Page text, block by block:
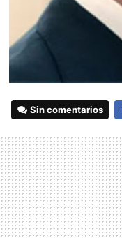
Sin comentarios